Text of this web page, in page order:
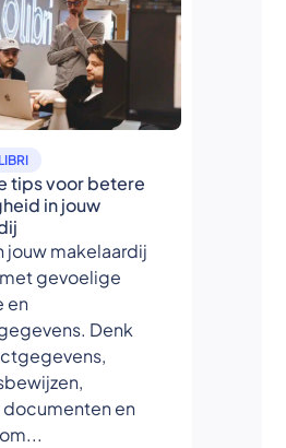
tips voor betere
in jouw
jouw makelaardij
gevoelige
en
Denk
en